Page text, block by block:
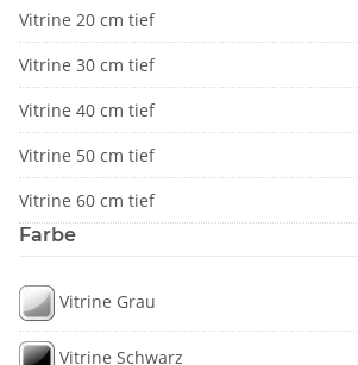
Vitrine 20 cm tief
Vitrine 30 cm tief
Vitrine 40 cm tief
Vitrine 50 cm tief
Vitrine 60 cm tief
Farbe
Vitrine Grau
Vitrine Schwarz